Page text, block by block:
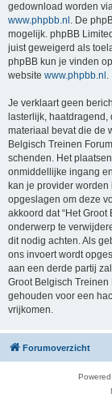
gedownload worden
www.phpbb.nl . De
mogelijk. phpBB
juist geweigerd als
phpBB kun je vinden op
website www.phpbb.nl .
Je verklaart geen
lasterlijk,
materiaal bevat die de
Belgisch Treinen
schenden. Het
onmiddellijke ingang
kan je provider
opgeslagen om deze
akkoord dat “Het
onderwerp te
dit nodig achten. Als
ons invoert wordt
aan een derde partij
Groot Belgisch
gehouden voor een
vrijkomen.
Forumoverzicht